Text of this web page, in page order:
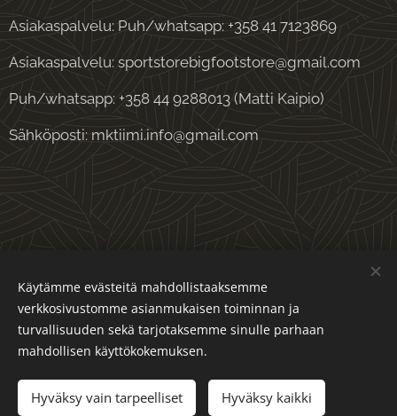
Lisää ostoskoriin
Asiakaspalvelu: Puh/whatsapp: +358 41 7123869
Asiakaspalvelu: sportstorebigfootstore@gmail.com
Puh/whatsapp: +358 44 9288013 (Matti Kaipio)
Sähköposti: mktiimi.info@gmail.com
Evästeet
Kielet
Suomi
English
Käytämme evästeitä mahdollistaaksemme
verkkosivustomme asianmukaisen toiminnan ja
turvallisuuden sekä tarjotaksemme sinulle parhaan
mahdollisen käyttökokemuksen.
Hyväksy vain tarpeelliset Hyväksy kaikki